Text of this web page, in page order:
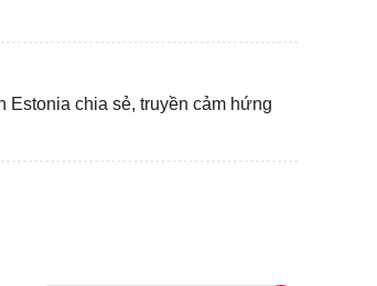
Estonia chia sẻ, truyền cảm hứng